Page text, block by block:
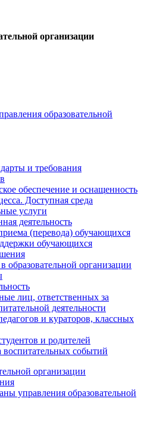
организации
образовательной
и требования
обеспечение и оснащенность
Доступная среда
услуги
деятельность
(перевода) обучающихся
обучающихся
образовательной организации
лиц, ответственных за
деятельности
и кураторов, классных
и родителей
воспитательных событий
организации
управления образовательной